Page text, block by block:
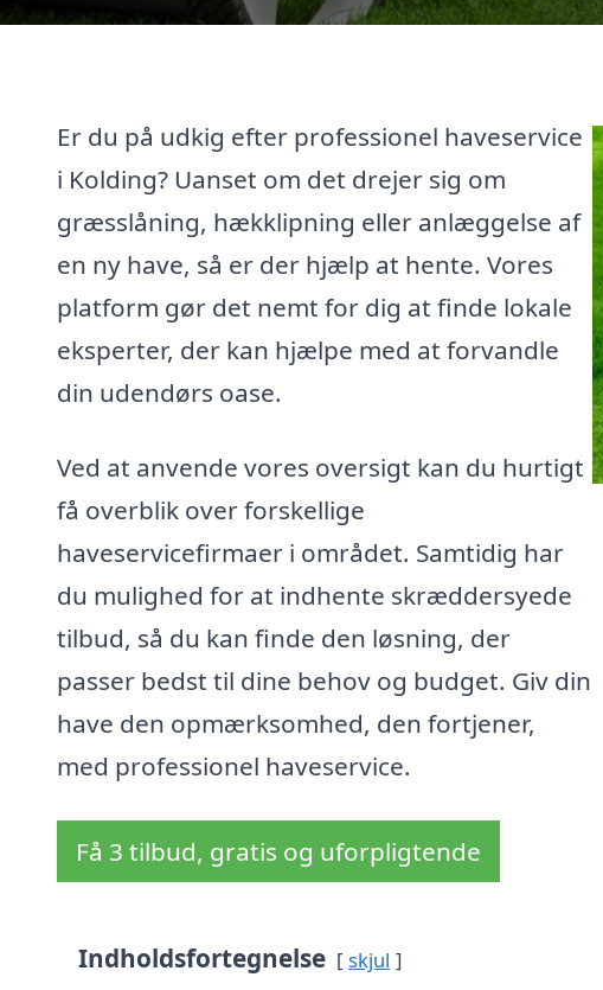
Er du på udkig efter professionel haveservice
i Kolding? Uanset om det drejer sig om
græsslåning, hækklipning eller anlæggelse af
en ny have, så er der hjælp at hente. Vores
platform gør det nemt for dig at finde lokale
eksperter, der kan hjælpe med at forvandle
din udendørs oase.
Ved at anvende vores oversigt kan du hurtigt
få overblik over forskellige
haveservicefirmaer i området. Samtidig har
du mulighed for at indhente skræddersyede
tilbud, så du kan finde den løsning, der
passer bedst til dine behov og budget. Giv din
have den opmærksomhed, den fortjener,
med professionel haveservice.
Få 3 tilbud, gratis og uforpligtende
Indholdsfortegnelse skjul